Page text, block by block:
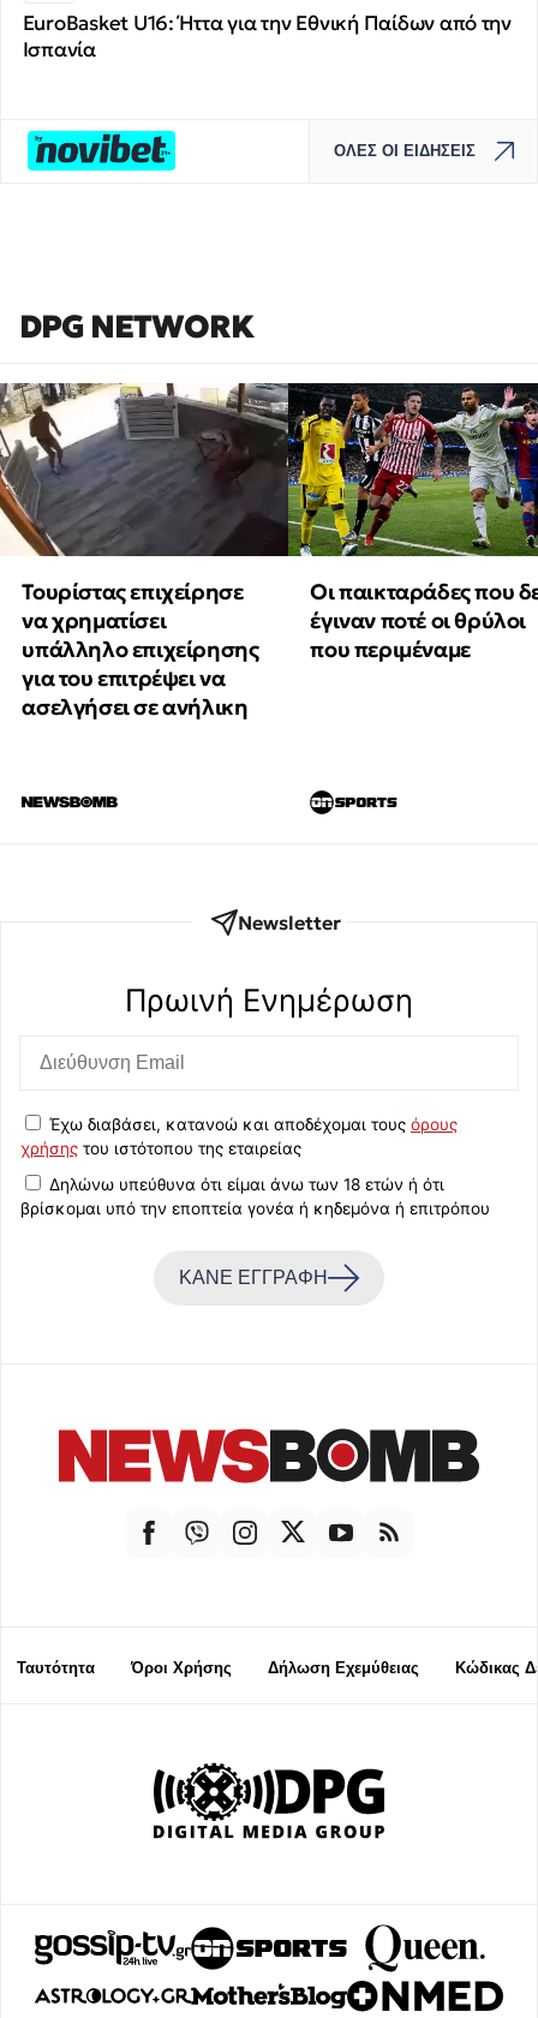
EuroBasket U16: Ήττα για την Εθνική Παίδων από την
Ισπανία
ΟΛΕΣ ΟΙ ΕΙΔΗΣΕΙΣ
DPG NETWORK
Τουρίστας επιχείρησε
να χρηματίσει
υπάλληλο επιχείρησης
για του επιτρέψει να
ασελγήσει σε ανήλικη
Οι παικταράδες που
έγιναν ποτέ οι θρύλοι
που περιμέναμε
Newsletter
Πρωινή Eνημέρωση
Έχω διαβάσει, κατανοώ και αποδέχομαι τους όρους
χρήσης του ιστότοπου της εταιρείας
Δηλώνω υπεύθυνα ότι είμαι άνω των 18 ετών ή ότι
βρίσκομαι υπό την εποπτεία γονέα ή κηδεμόνα ή επιτρόπου
ΚΑΝΕ ΕΓΓΡΑΦΗ
Ταυτότητα Όροι Χρήσης Δήλωση Εχεμύθειας Κώδικας